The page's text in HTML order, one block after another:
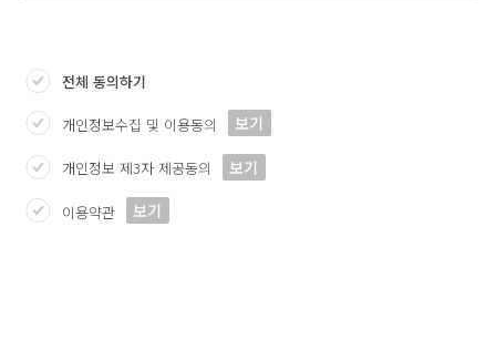
전체 동의하기
개인정보수집 및 이용동의 보기
개인정보 제3자 제공동의 보기
이용약관 보기